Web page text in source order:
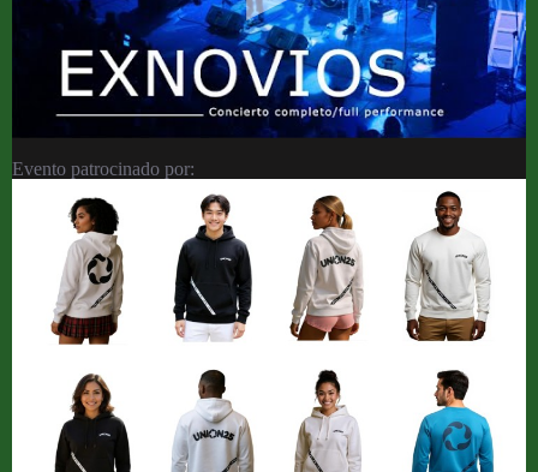
Evento patrocinado por: